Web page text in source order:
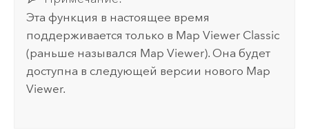
Эта функция в настоящее время
поддерживается только в Map Viewer Classic
(раньше назывался Map Viewer). Она будет
доступна в следующей версии нового Map
Viewer.